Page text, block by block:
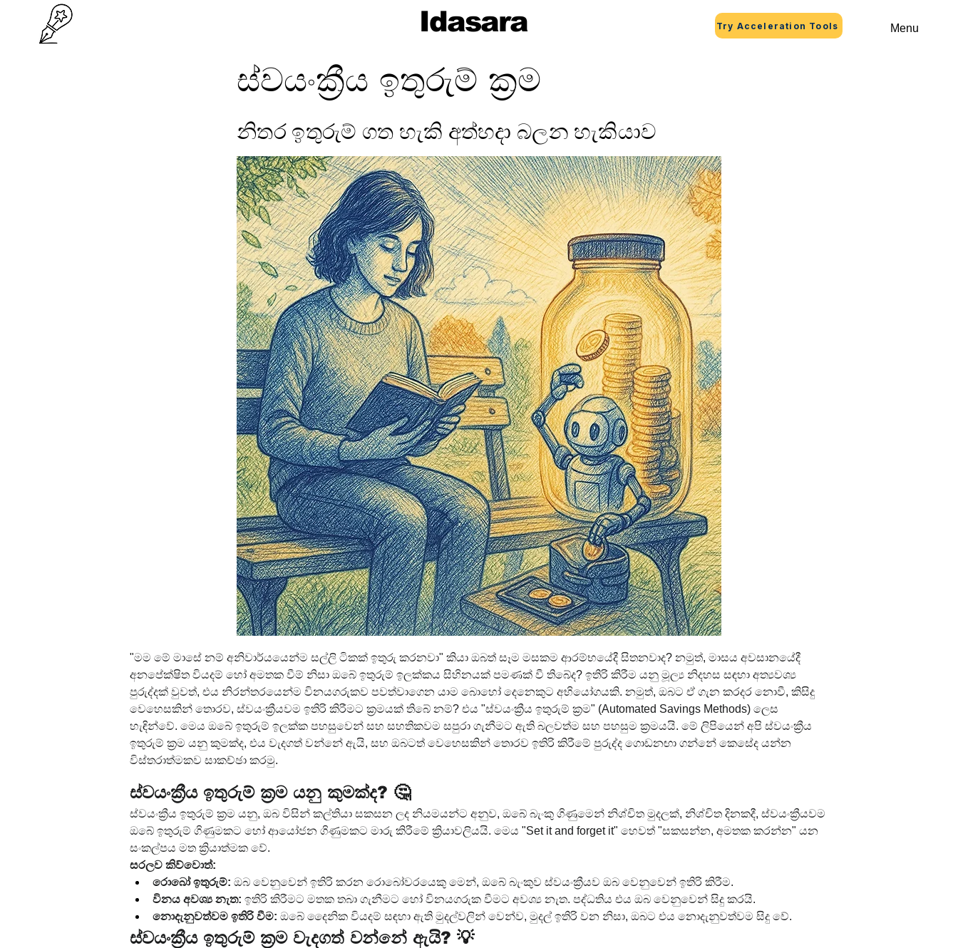
Idasara Try Acceleration Tools Menu
ස්වයංක්‍රීය ඉතුරුම් ක්‍රම
නිතර ඉතුරුම් ගත හැකි අත්හදා බලන හැකියාව
"මම මේ මාසේ නම් අනිවාර්යයෙන්ම සල්ලි ටිකක් ඉතුරු කරනවා" කියා ඔබත් සෑම මසකම ආරම්භයේදී සිතනවාද? නමුත්, මාසය අවසානයේදී
අනපේක්ෂිත වියදම් හෝ අමතක වීම් නිසා ඔබේ ඉතුරුම් ඉලක්කය සිහිනයක් පමණක් වී තිබේද? ඉතිරි කිරීම යනු මූල්‍ය නිදහස සඳහා අත්‍යවශ්‍ය
පුරුද්දක් වුවත්, එය නිරන්තරයෙන්ම විනයගරුකව පවත්වාගෙන යාම බොහෝ දෙනෙකුට අභියෝගයකි. නමුත්, ඔබට ඒ ගැන කරදර නොවී, කිසිදු
වෙහෙසකින් තොරව, ස්වයංක්‍රීයවම ඉතිරි කිරීමට ක්‍රමයක් තිබේ නම්? එය "ස්වයංක්‍රීය ඉතුරුම් ක්‍රම" (Automated Savings Methods) ලෙස
හැඳින්වේ. මෙය ඔබේ ඉතුරුම් ඉලක්ක පහසුවෙන් සහ සහතිකවම සපුරා ගැනීමට ඇති බලවත්ම සහ පහසුම ක්‍රමයයි. මේ ලිපියෙන් අපි ස්වයංක්‍රීය
ඉතුරුම් ක්‍රම යනු කුමක්ද, එය වැදගත් වන්නේ ඇයි, සහ ඔබටත් වෙහෙසකින් තොරව ඉතිරි කිරීමේ පුරුද්ද ගොඩනඟා ගන්නේ කෙසේද යන්න
විස්තරාත්මකව සාකච්ඡා කරමු.
ස්වයංක්‍රීය ඉතුරුම් ක්‍රම යනු කුමක්ද? 🤔
ස්වයංක්‍රීය ඉතුරුම් ක්‍රම යනු, ඔබ විසින් කල්තියා සකසන ලද නියමයන්ට අනුව, ඔබේ බැංකු ගිණුමෙන් නිශ්චිත මුදලක්, නිශ්චිත දිනකදී, ස්වයංක්‍රීයවම
ඔබේ ඉතුරුම් ගිණුමකට හෝ ආයෝජන ගිණුමකට මාරු කිරීමේ ක්‍රියාවලියයි. මෙය "Set it and forget it" හෙවත් "සකසන්න, අමතක කරන්න" යන
සංකල්පය මත ක්‍රියාත්මක වේ.
සරලව කිව්වොත්:
රොබෝ ඉතුරුම්: ඔබ වෙනුවෙන් ඉතිරි කරන රොබෝවරයෙකු මෙන්, ඔබේ බැංකුව ස්වයංක්‍රීයව ඔබ වෙනුවෙන් ඉතිරි කිරීම.
විනය අවශ්‍ය නැත: ඉතිරි කිරීමට මතක තබා ගැනීමට හෝ විනයගරුක වීමට අවශ්‍ය නැත. පද්ධතිය එය ඔබ වෙනුවෙන් සිදු කරයි.
නොදැනුවත්වම ඉතිරි වීම: ඔබේ දෛනික වියදම් සඳහා ඇති මුදල්වලින් වෙන්ව, මුදල් ඉතිරි වන නිසා, ඔබට එය නොදැනුවත්වම සිදු වේ.
ස්වයංක්‍රීය ඉතුරුම් ක්‍රම වැදගත් වන්නේ ඇයි? 💡